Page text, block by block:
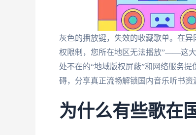
灰色的播放键，失效的收藏歌单。在
权限制，您所在地区无法播放”——这
处不在的“地域版权屏蔽”和网络服务
碍，分享真正流畅解锁国内音乐听书资
为什么有些歌在